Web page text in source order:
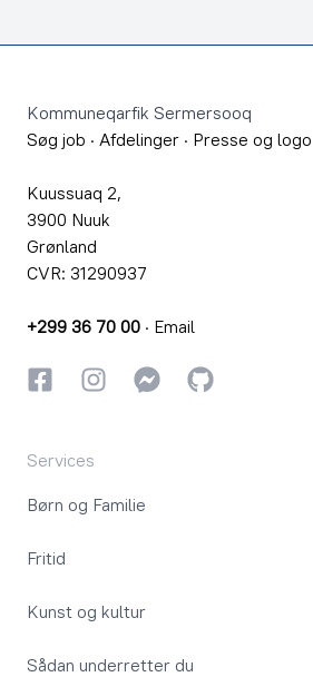
Kommuneqarfik Sermersooq
Søg job · Afdelinger · Presse og logo
Kuussuaq 2,
3900 Nuuk
Grønland
CVR: 31290937
+299 36 70 00 · Email
FacebookInstagramInstagram
GitHub
Services
Børn og Familie
Fritid
Kunst og kultur
Sådan underretter du